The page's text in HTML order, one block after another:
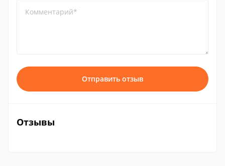
Комментарий*
Отправить отзыв
Отзывы